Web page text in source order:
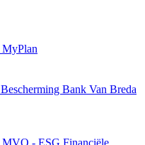
MyPlan
Bescherming Bank Van Breda
MVO - ESG Financiële